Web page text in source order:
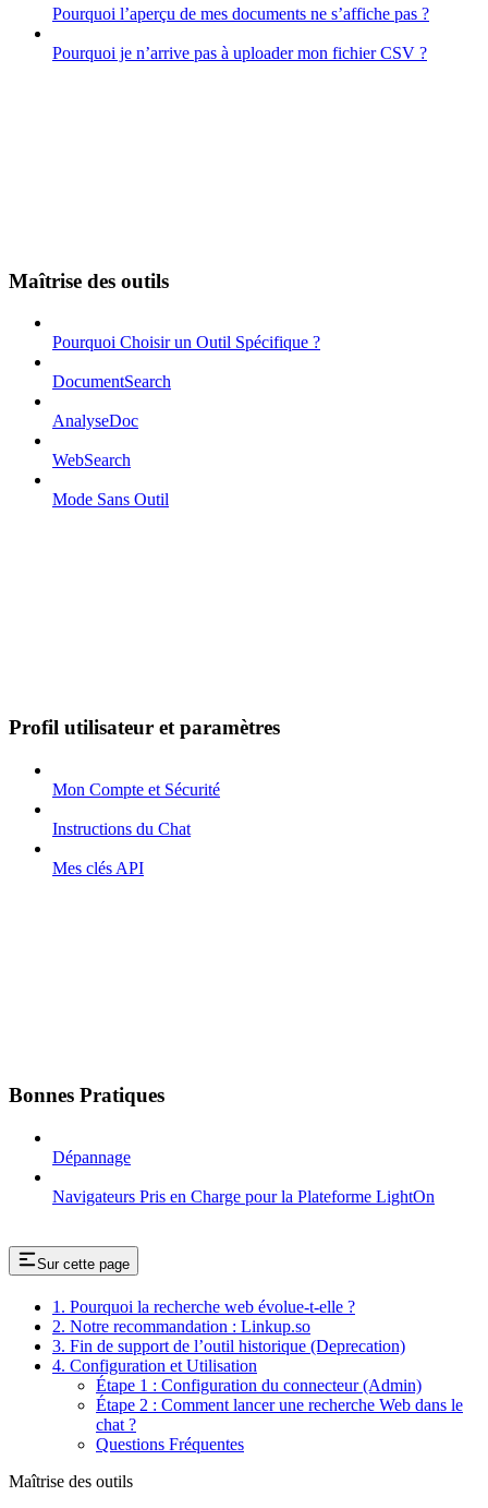
Pourquoi l’aperçu de mes documents ne s’affiche pas ?
Pourquoi je n’arrive pas à uploader mon fichier CSV ?
Maîtrise des outils
Pourquoi Choisir un Outil Spécifique ?
DocumentSearch
AnalyseDoc
WebSearch
Mode Sans Outil
Profil utilisateur et paramètres
Mon Compte et Sécurité
Instructions du Chat
Mes clés API
Bonnes Pratiques
Dépannage
Navigateurs Pris en Charge pour la Plateforme LightOn
Sur cette page
1. Pourquoi la recherche web évolue-t-elle ?
2. Notre recommandation : Linkup.so
3. Fin de support de l’outil historique (Deprecation)
4. Configuration et Utilisation
Étape 1 : Configuration du connecteur (Admin)
Étape 2 : Comment lancer une recherche Web dans le
chat ?
Questions Fréquentes
Maîtrise des outils